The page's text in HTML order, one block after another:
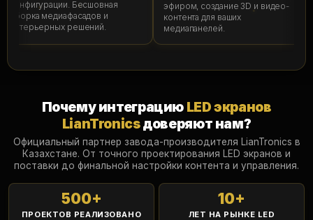
конфигурации. Бесшовная
сборка медиафасадов и
интерьерных решений.
эфиром, создание 3D и видео-
контента для ваших
медиапанелей.
Почему интеграцию LED экранов
LianTronicsдоверяют нам?
Официальный партнер завода-производителя LianTronics в
Казахстане. От точного проектирования LED экранов и
поставки до финальной настройки контента и управления.
500+
ПРОЕКТОВ РЕАЛИЗОВАНО
10+
ЛЕТ НА РЫНКЕ LED